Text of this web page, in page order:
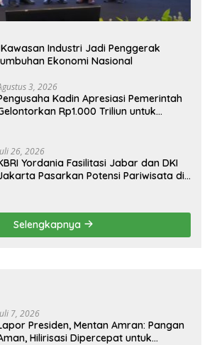
Industri Jadi Penggerak
Ekonomi Nasional
3, 2026
Kadin Apresiasi Pemerintah
Rp1.000 Triliun untuk
26, 2026
Yordania Fasilitasi Jabar dan DKI
Pasarkan Potensi Pariwisata di
Selengkapnya
7, 2026
Presiden, Mentan Amran: Pangan
Hilirisasi Dipercepat untuk